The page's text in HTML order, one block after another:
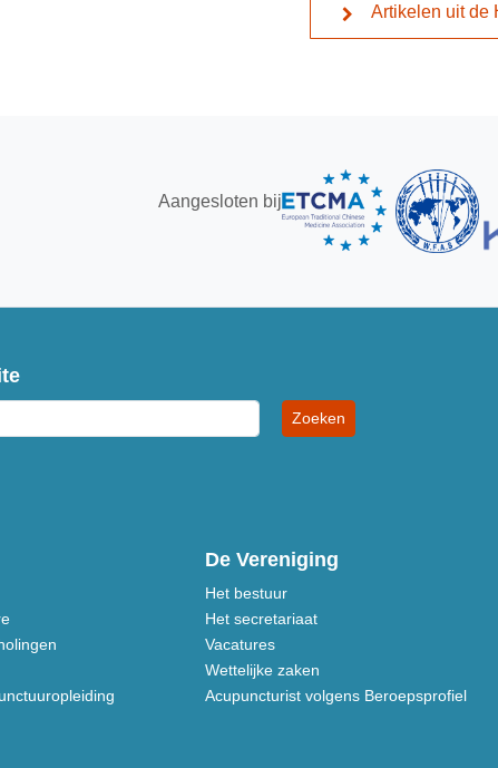
Artikelen uit de
Aangesloten bij
De Vereniging
Het bestuur
Het secretariaat
Vacatures
Wettelijke zaken
Acupuncturist volgens Beroepsprofiel